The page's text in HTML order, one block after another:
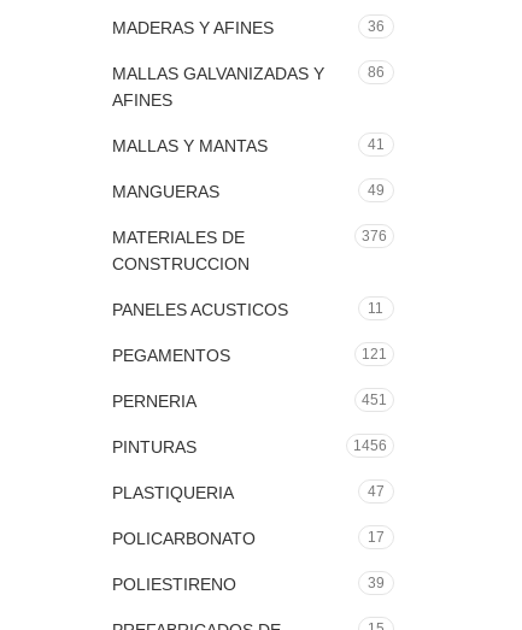
MADERAS Y AFINES 36
MALLAS GALVANIZADAS Y
AFINES
86
MALLAS Y MANTAS 41
MANGUERAS 49
MATERIALES DE
CONSTRUCCION
376
PANELES ACUSTICOS 11
PEGAMENTOS 121
PERNERIA 451
PINTURAS 1456
PLASTIQUERIA 47
POLICARBONATO 17
POLIESTIRENO 39